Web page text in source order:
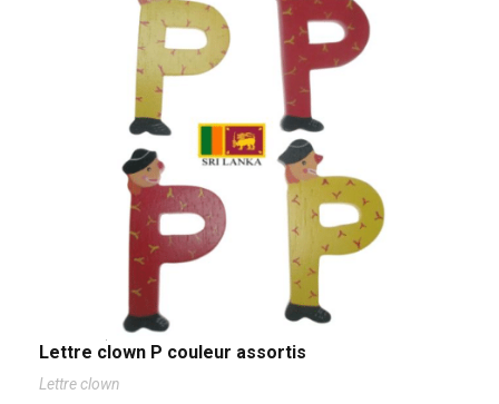
Lettre clown P couleur assortis
Lettre clown